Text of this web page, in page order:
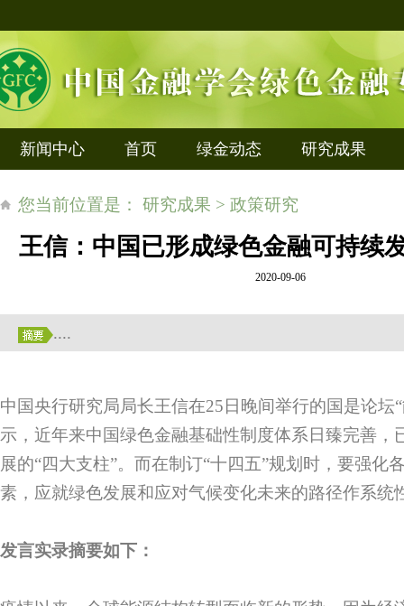
新闻中心 首页 绿金动态 研究成果
您当前位置是： 研究成果 > 政策研究
王信：中国已形成绿色金融可持续
2020-09-06
....
中国央行研究局局长王信在25日晚间举行的国是论坛
示，近年来中国绿色金融基础性制度体系日臻完善，
展的“四大支柱”。而在制订“十四五”规划时，要强化
素，应就绿色发展和应对气候变化未来的路径作系统
发言实录摘要如下：